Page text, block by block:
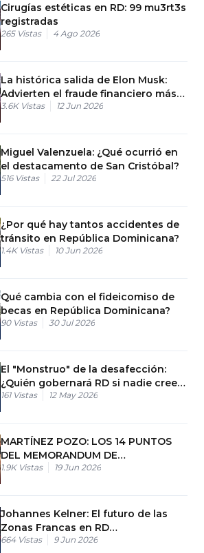
Cirugías estéticas en RD: 99 mu3rt3s
registradas
265 Vistas 4 Ago 2026
La histórica salida de Elon Musk:
Advierten el fraude financiero más
grande de Estados Unidos
3.6K Vistas 12 Jun 2026
Miguel Valenzuela: ¿Qué ocurrió en
el destacamento de San Cristóbal?
516 Vistas 22 Jul 2026
¿Por qué hay tantos accidentes de
tránsito en República Dominicana?
1.4K Vistas 10 Jun 2026
Qué cambia con el fideicomiso de
becas en República Dominicana?
90 Vistas 30 Jul 2026
El "Monstruo" de la desafección:
¿Quién gobernará RD si nadie cree
en nadie?
161 Vistas 12 May 2026
MARTÍNEZ POZO: LOS 14 PUNTOS
DEL MEMORANDUM DE
ENTENDIMIENTO ENTRE ESTADOS
1.9K Vistas 19 Jun 2026
Johannes Kelner: El futuro de las
Zonas Francas en RD
Automatización y retos de empleo
664 Vistas 9 Jun 2026